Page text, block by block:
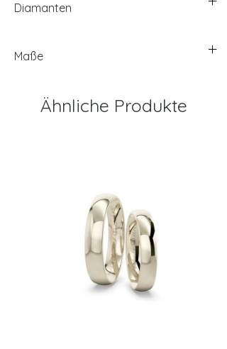
Diamanten
Maße
Ähnliche Produkte